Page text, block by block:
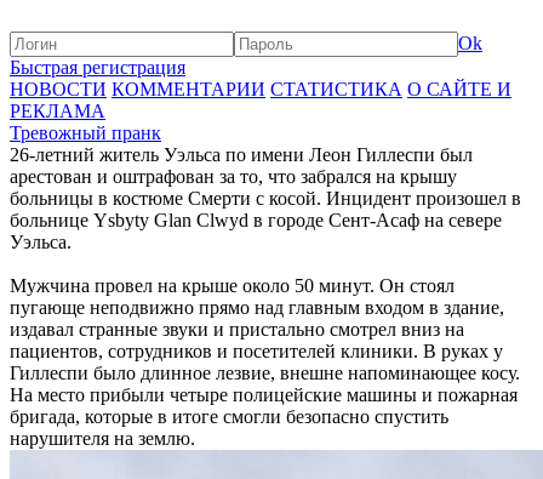
Ok
Быстрая регистрация
НОВОСТИ КОММЕНТАРИИ СТАТИСТИКА О САЙТЕ И
РЕКЛАМА
Тревожный пранк
26-летний житель Уэльса по имени Леон Гиллеспи был
арестован и оштрафован за то, что забрался на крышу
больницы в костюме Смерти с косой. Инцидент произошел в
больнице Ysbyty Glan Clwyd в городе Сент-Асаф на севере
Уэльса.
Мужчина провел на крыше около 50 минут. Он стоял
пугающе неподвижно прямо над главным входом в здание,
издавал странные звуки и пристально смотрел вниз на
пациентов, сотрудников и посетителей клиники. В руках у
Гиллеспи было длинное лезвие, внешне напоминающее косу.
На место прибыли четыре полицейские машины и пожарная
бригада, которые в итоге смогли безопасно спустить
нарушителя на землю.